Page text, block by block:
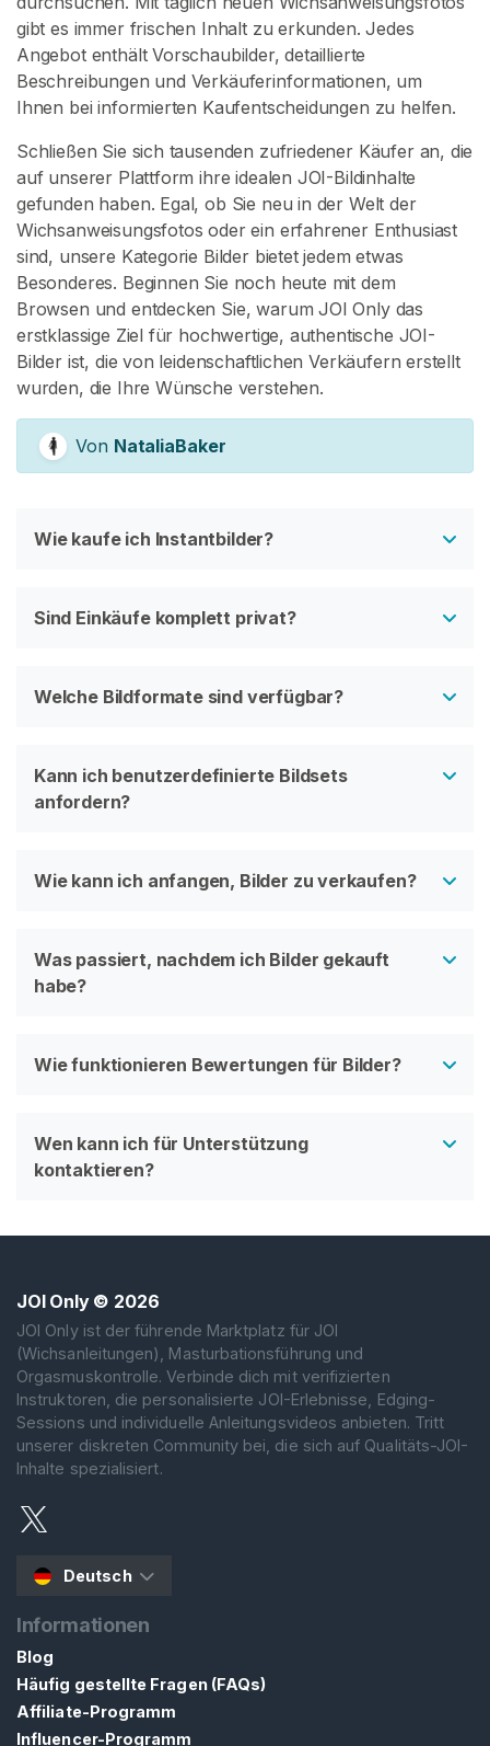
gibt es immer frischen Inhalt zu erkunden. Jedes
Angebot enthält Vorschaubilder, detaillierte
Beschreibungen und Verkäuferinformationen, um
Ihnen bei informierten Kaufentscheidungen zu helfen.
Schließen Sie sich tausenden zufriedener Käufer an, die
auf unserer Plattform ihre idealen JOI-Bildinhalte
gefunden haben. Egal, ob Sie neu in der Welt der
Wichsanweisungsfotos oder ein erfahrener Enthusiast
sind, unsere Kategorie Bilder bietet jedem etwas
Besonderes. Beginnen Sie noch heute mit dem
Browsen und entdecken Sie, warum JOI Only das
erstklassige Ziel für hochwertige, authentische JOI-
Bilder ist, die von leidenschaftlichen Verkäufern erstellt
wurden, die Ihre Wünsche verstehen.
Von NataliaBaker
Wie kaufe ich Instantbilder?
Sind Einkäufe komplett privat?
Welche Bildformate sind verfügbar?
Kann ich benutzerdefinierte Bildsets
anfordern?
Wie kann ich anfangen, Bilder zu verkaufen?
Was passiert, nachdem ich Bilder gekauft
habe?
Wie funktionieren Bewertungen für Bilder?
Wen kann ich für Unterstützung
kontaktieren?
JOI Only© 2026
JOI Only ist der führende Marktplatz für JOI
(Wichsanleitungen), Masturbationsführung und
Orgasmuskontrolle. Verbinde dich mit verifizierten
Instruktoren, die personalisierte JOI-Erlebnisse, Edging-
Sessions und individuelle Anleitungsvideos anbieten. Tritt
unserer diskreten Community bei, die sich auf Qualitäts-JOI-
Inhalte spezialisiert.
Deutsch
Informationen
Blog
Häufig gestellte Fragen (FAQs)
Affiliate-Programm
Influencer-Programm
u
p
p
o
t